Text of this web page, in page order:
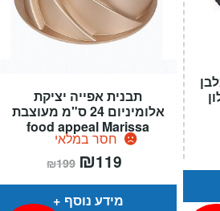
תבנית אפייה יציקת
אלומיניום 24 ס"מ מעוצבת
food appeal Marissa
חסר במלאי
₪199 המחיר
המקורי
היה:
₪199.
₪119
הוא:
מידע נוסף